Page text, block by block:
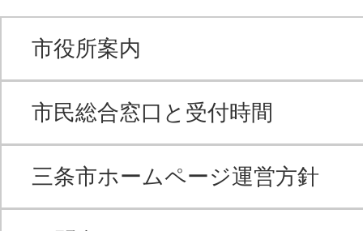
市役所案内
市民総合窓口と受付時間
三条市ホームページ運営方針